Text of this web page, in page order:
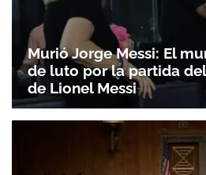
Murió Jorge Messi: El
de luto por la partida
de Lionel Messi